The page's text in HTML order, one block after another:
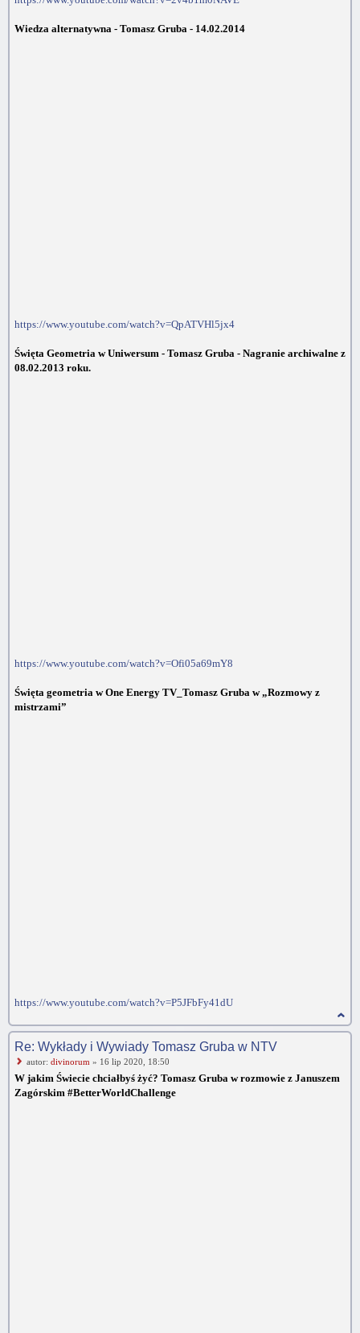
Wiedza alternatywna - Tomasz Gruba - 14.02.2014
https://www.youtube.com/watch?v=QpATVHl5jx4
Święta Geometria w Uniwersum - Tomasz Gruba - Nagranie archiwalne z
08.02.2013 roku.
https://www.youtube.com/watch?v=Ofi05a69mY8
Święta geometria w One Energy TV_Tomasz Gruba w „Rozmowy z
mistrzami”
https://www.youtube.com/watch?v=P5JFbFy41dU
Re: Wykłady i Wywiady Tomasz Gruba w NTV
autor: divinorum » 16 lip 2020, 18:50
W jakim Świecie chciałbyś żyć? Tomasz Gruba w rozmowie z Januszem
Zagórskim #BetterWorldChallenge